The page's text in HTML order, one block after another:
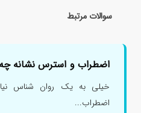
سوالات مرتبط
اضطراب و استرس نشانه
اضطراب...